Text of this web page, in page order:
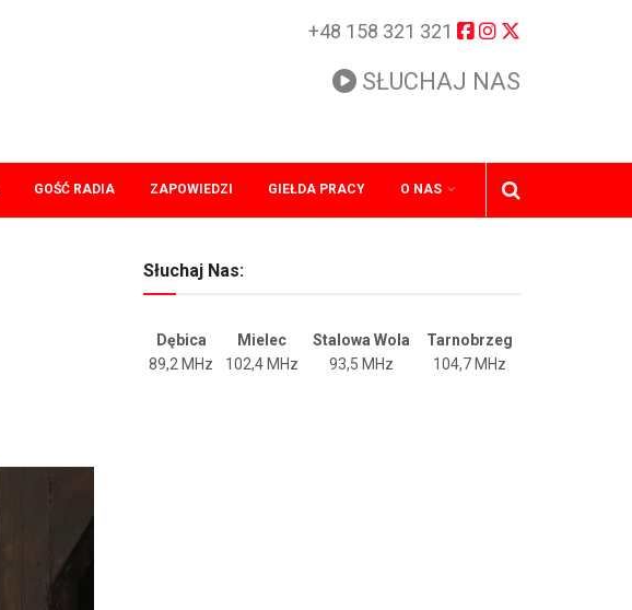
+48 158 321 321
SŁUCHAJ NAS
GOŚĆ RADIA ZAPOWIEDZI GIEŁDA PRACY O NAS
Słuchaj Nas:
Dębica Mielec Stalowa Wola
Tarnobrzeg
89,2 MHz
102,4 MHz 93,5 MHz 104,7 MHz